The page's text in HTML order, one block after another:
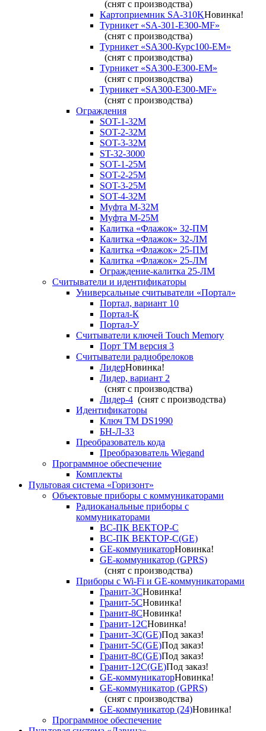
(снят с производства)
Картоприемник SA-310KНовинка!
Турникет «SA-301-Е300-MF»
(снят с производства)
Турникет «SA300-Курс100-ЕМ»
(снят с производства)
Турникет «SA300-Е300-EM»
(снят с производства)
Турникет «SA300-Е300-MF»
(снят с производства)
Ограждения
SOT-1-32М
SOT-2-32М
SOT-3-32М
ST-32-3000
SOT-1-25М
SOT-2-25М
SOT-3-25М
SOT-4-32M
Муфта M-32М
Муфта M-25М
Калитка «Флажок» 32-ПМ
Калитка «Флажок» 32-ЛМ
Калитка «Флажок» 25-ПМ
Калитка «Флажок» 25-ЛМ
Ограждение-калитка 25-ЛМ
Считыватели и идентификаторы
Универсальные считыватели «Портал»
Портал, вариант 10
Портал-К
Портал-У
Считыватели ключей Touch Memory
Порт TM версия 3
Считыватели радиобрелоков
ЛидерНовинка!
Лидер, вариант 2
(снят с производства)
Лидер-4 (снят с производства)
Идентификаторы
Ключ TM DS1990
БН-Л-33
Преобразователь кода
Преобразователь Wiegand
Программное обеспечение
Комплекты
Пультовая система «Горизонт»
Объектовые приборы с коммуникаторами
Радиоканальные приборы с
коммуникаторами
ВС-ПК ВЕКТОР-С
ВС-ПК ВЕКТОР-С(GE)
GE-коммуникаторНовинка!
GE-коммуникатор (GPRS)
(снят с производства)
Приборы с Wi-Fi и GE-коммуникаторами
Гранит-3СНовинка!
Гранит-5СНовинка!
Гранит-8СНовинка!
Гранит-12СНовинка!
Гранит-3С(GE)Под заказ!
Гранит-5С(GE)Под заказ!
Гранит-8С(GE)Под заказ!
Гранит-12С(GE)Под заказ!
GE-коммуникаторНовинка!
GE-коммуникатор (GPRS)
(снят с производства)
GE-коммуникатор (24)Новинка!
Программное обеспечение